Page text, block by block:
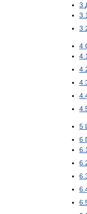
3
3 1
3
4
4 1
4
4
4
4
5
6
6 1
6
6
6
6